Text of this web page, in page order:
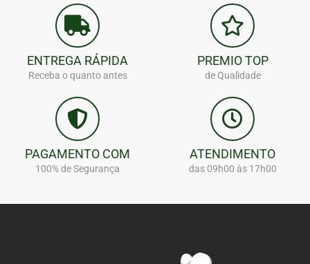
ENTREGA RÁPIDA
Receba o quanto antes
PREMIO TOP
de Qualidade
PAGAMENTO COM
100% de Segurança
ATENDIMENTO
das 09h00 às 17h00